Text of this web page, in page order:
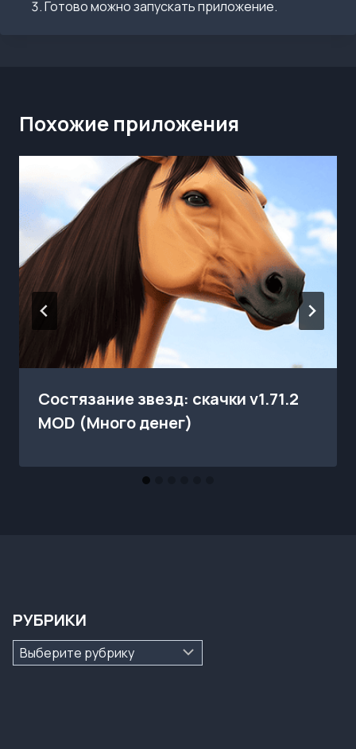
Готово можно запускать приложение.
Похожие приложения
Состязание звезд: скачки v1.71.2
MOD (Много денег)
РУБРИКИ
Рубрики